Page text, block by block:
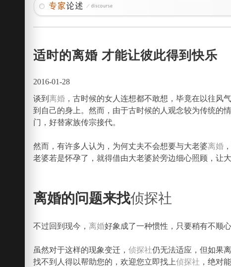
适时的离婚 才能让彼此得到快乐
2016-01-28
谈到 离婚 ，古时候的女人连想都不敢想，毕竟在以往
到自己的身上。然而，由于古时候的人观念较为传统的
门，好替家族传宗接代。
然而，有许多人认为，为何丈夫不会想要与大老婆离婚
老婆若是怀孕了，就得借由大老婆於旁边细心照顾，让
离婚的问题来找侦探社
不过回到现今， 离婚好象成了一种惯性，只要稍有不顺
虽然对于这样的现象变迁，侦探社仍无法适应，但如果
找不到人得以帮助您的，欢迎您立即找上侦探社 ，绝对